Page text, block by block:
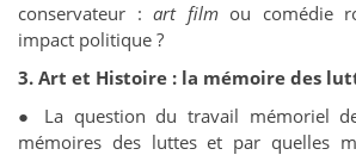
conservateur :art film ou comédie
impact politique ?
3. Art et Histoire : la mémoire des
● La question du travail mémoriel
mémoires des luttes et par quelles